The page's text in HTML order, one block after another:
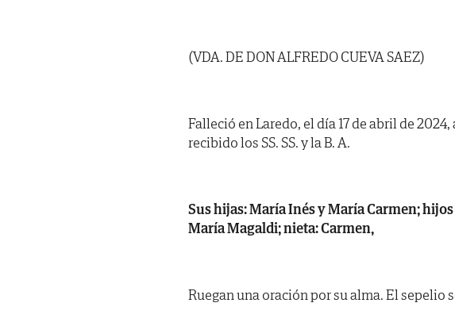
(VDA. DE DON ALFREDO CUEVA SAEZ)
Falleció en Laredo, el día 17 de abril de
recibido los SS. SS. y la B. A.
Sus hijas: María Inés y María Carmen;
María Magaldi; nieta: Carmen,
Ruegan una oración por su alma. El